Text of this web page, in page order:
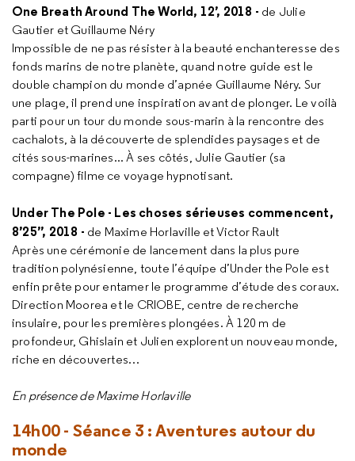
One Breath Around The World, 12’, 2018 - de Julie
Gautier et Guillaume Néry
Impossible de ne pas résister à la beauté enchanteresse des
fonds marins de notre planète, quand notre guide est le
double champion du monde d’apnée Guillaume Néry. Sur
une plage, il prend une inspiration avant de plonger. Le voilà
parti pour un tour du monde sous-marin à la rencontre des
cachalots, à la découverte de splendides paysages et de
cités sous-marines... À ses côtés, Julie Gautier (sa
compagne) filme ce voyage hypnotisant.
Under The Pole - Les choses sérieuses commencent,
8’25’’, 2018 - de Maxime Horlaville et Victor Rault
Après une cérémonie de lancement dans la plus pure
tradition polynésienne, toute l’équipe d’Under the Pole est
enfin prête pour entamer le programme d’étude des coraux.
Direction Moorea et le CRIOBE, centre de recherche
insulaire, pour les premières plongées. À 120 m de
profondeur, Ghislain et Julien explorent un nouveau monde,
riche en découvertes…
En présence de Maxime Horlaville
14h00 - Séance 3 : Aventures autour du
monde